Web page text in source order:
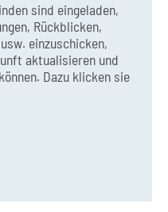
sind eingeladen,
Rückblicken,
einzuschicken,
aktualisieren und
Dazu klicken sie